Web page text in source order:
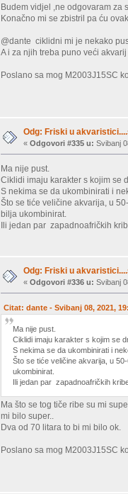
Budem vidjel ,ne odgovaram za
Konačno mi se zbistril pa ću
@dante ciklidni mi je nekako
A i za njih treba puno veći
Poslano sa mog M2003J15SC
Odg: Friski u
«Odgovori #335 u: Svibanj
Ma nije pust.
Ciklidi imaju karakter s kojim se
S nekima se da ukombinirati i
Što se tiće veličine akvarija, u
bilja ukombinirat.
Ili jedan par zapadnoafričkih
Odg: Friski u
«Odgovori #336 u: Svibanj
Citat: dante - Svibanj 08, 2021,
Ma nije pust.
Ciklidi imaju karakter s kojim se
S nekima se da ukombinirati i
Što se tiće veličine akvarija, u
ukombinirat.
Ili jedan par zapadnoafričkih
Ma što se tog tiče ribe su mi
mi bilo super..
Dva od 70 litara to bi mi bilo ok.
Poslano sa mog M2003J15SC